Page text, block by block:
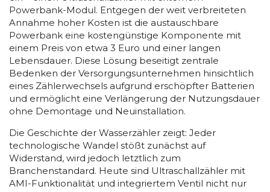
Powerbank-Modul. Entgegen der weit verbreiteten
Annahme hoher Kosten ist die austauschbare
Powerbank eine kostengünstige Komponente mit
einem Preis von etwa 3 Euro und einer langen
Lebensdauer. Diese Lösung beseitigt zentrale
Bedenken der Versorgungsunternehmen hinsichtlich
eines Zählerwechsels aufgrund erschöpfter Batterien
und ermöglicht eine Verlängerung der Nutzungsdauer
ohne Demontage und Neuinstallation.
Die Geschichte der Wasserzähler zeigt: Jeder
technologische Wandel stößt zunächst auf
Widerstand, wird jedoch letztlich zum
Branchenstandard. Heute sind Ultraschallzähler mit
AMI-Funktionalität und integriertem Ventil nicht nur